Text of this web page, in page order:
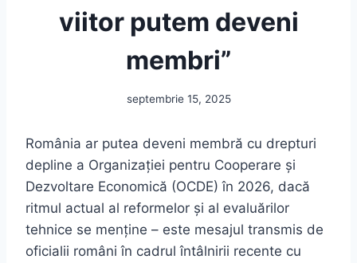
viitor putem deveni
membri”
septembrie 15, 2025
România ar putea deveni membră cu drepturi
depline a Organizației pentru Cooperare și
Dezvoltare Economică (OCDE) în 2026, dacă
ritmul actual al reformelor și al evaluărilor
tehnice se menține – este mesajul transmis de
oficialii români în cadrul întâlnirii recente cu